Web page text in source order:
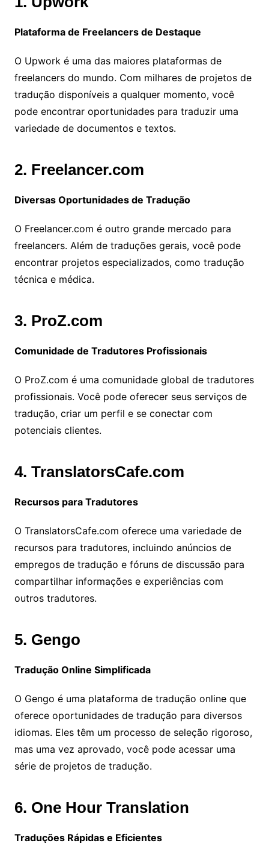
Plataforma de Freelancers de Destaque
O Upwork é uma das maiores plataformas de
freelancers do mundo. Com milhares de projetos de
tradução disponíveis a qualquer momento, você
pode encontrar oportunidades para traduzir uma
variedade de documentos e textos.
2. Freelancer.com
Diversas Oportunidades de Tradução
O Freelancer.com é outro grande mercado para
freelancers. Além de traduções gerais, você pode
encontrar projetos especializados, como tradução
técnica e médica.
3. ProZ.com
Comunidade de Tradutores Profissionais
O ProZ.com é uma comunidade global de tradutores
profissionais. Você pode oferecer seus serviços de
tradução, criar um perfil e se conectar com
potenciais clientes.
4. TranslatorsCafe.com
Recursos para Tradutores
O TranslatorsCafe.com oferece uma variedade de
recursos para tradutores, incluindo anúncios de
empregos de tradução e fóruns de discussão para
compartilhar informações e experiências com
outros tradutores.
5. Gengo
Tradução Online Simplificada
O Gengo é uma plataforma de tradução online que
oferece oportunidades de tradução para diversos
idiomas. Eles têm um processo de seleção rigoroso,
mas uma vez aprovado, você pode acessar uma
série de projetos de tradução.
6. One Hour Translation
Traduções Rápidas e Eficientes